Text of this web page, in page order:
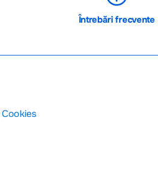
Întrebări frecvente